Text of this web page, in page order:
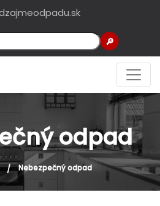
🔎
odpad
Nebezpečný odpad